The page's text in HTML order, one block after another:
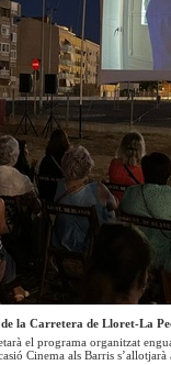
la Carretera de Lloret-La
el programa organitzat
Cinema als Barris